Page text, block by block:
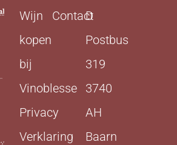
Wijn
kopen
bij
Vinoblesse
Privacy
Verklaring
Contact
D
Postbus
319
3740
AH
Baarn